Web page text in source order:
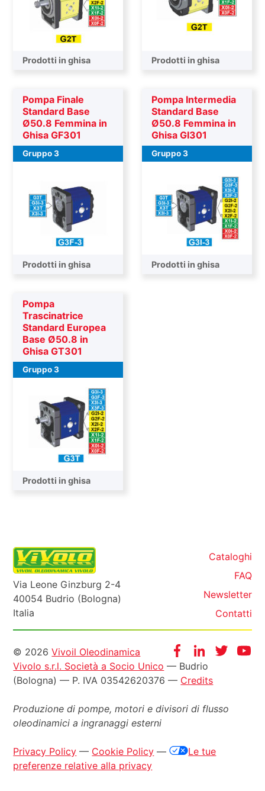
Pompa trascinatrice
Prodotti in ghisa Pompa trascinatrice
Prodotti in ghisa
Pompa Finale
Standard Base
Ø50.8 Femmina in
Ghisa GF301
Gruppo 3
Pompa finale
Prodotti in ghisa
Pompa Intermedia
Standard Base
Ø50.8 Femmina in
Ghisa GI301
Gruppo 3
Pompa intermedia
Prodotti in ghisa
Pompa
Trascinatrice
Standard Europea
Base Ø50.8 in
Ghisa GT301
Gruppo 3
Pompa trascinatrice
Prodotti in ghisa
Via Leone Ginzburg 2-4
40054 Budrio (Bologna)
Italia
Cataloghi
FAQ
Newsletter
Contatti
FacebookInstagram
Twitter
Informazioni
legali
© 2026Vivoil Oleodinamica
Vivolo s.r.l. Società a Socio Unico — Budrio
(Bologna) — P. IVA 03542620376 — Credits
Produzione di pompe, motori edivisori di flusso
oleodinamici a ingranaggi esterni
Privacy Policy — Cookie Policy —
Le tue
preferenze relative alla privacy